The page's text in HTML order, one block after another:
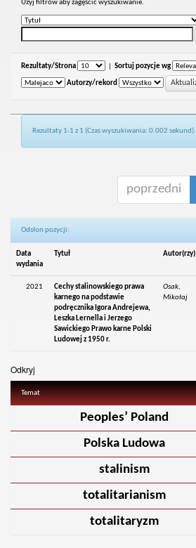
Uzyj filtrów aby zagęścić wyszukiwanie.
Rezultaty/Strona Sortuj pozycje wg
Autorzy/rekord
Rezultaty 1-1 z 1 (Czas wyszukiwania: 0.002 sekund).
poprzedni
Odsłon pozycji:
Data
wydania
Tytuł Autor(rzy)
2021
Cechy stalinowskiego prawa
karnego na podstawie
podręcznika Igora Andrejewa,
Leszka Lernella i Jerzego
Sawickiego Prawo karne Polski
Ludowej z 1950 r.
Osak,
Mikołaj
Odkryj
Temat
Peoples’ Poland
Polska Ludowa
stalinism
totalitarianism
totalitaryzm